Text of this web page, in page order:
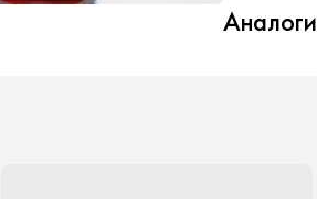
Аналоги